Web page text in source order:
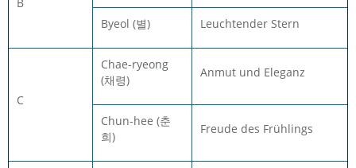
Byeol (별) Leuchtender Stern
C
Chae-ryeong
(채령)
Anmut und Eleganz
Chun-hee (춘
희)
Freude des Frühlings